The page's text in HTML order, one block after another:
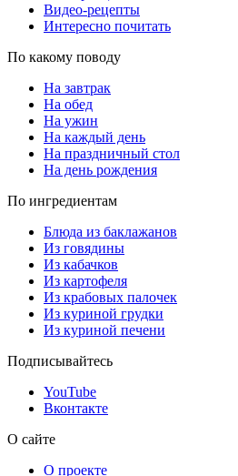
Видео-рецепты
Интересно почитать
По какому поводу
На завтрак
На обед
На ужин
На каждый день
На праздничный стол
На день рождения
По ингредиентам
Блюда из баклажанов
Из говядины
Из кабачков
Из картофеля
Из крабовых палочек
Из куриной грудки
Из куриной печени
Подписывайтесь
YouTube
Вконтакте
О сайте
О проекте